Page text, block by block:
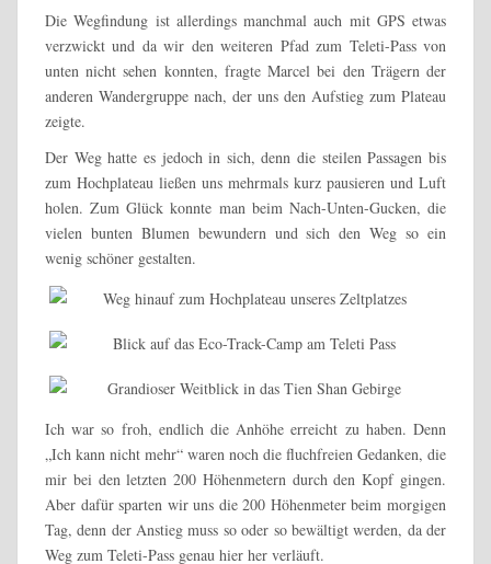
Die Wegfindung ist allerdings manchmal auch mit GPS etwas
verzwickt und da wir den weiteren Pfad zum Teleti-Pass von
unten nicht sehen konnten, fragte Marcel bei den Trägern der
anderen Wandergruppe nach, der uns den Aufstieg zum Plateau
zeigte.
Der Weg hatte es jedoch in sich, denn die steilen Passagen bis
zum Hochplateau ließen uns mehrmals kurz pausieren und Luft
holen. Zum Glück konnte man beim Nach-Unten-Gucken, die
vielen bunten Blumen bewundern und sich den Weg so ein
wenig schöner gestalten.
Ich war so froh, endlich die Anhöhe erreicht zu haben. Denn
„Ich kann nicht mehr“ waren noch die fluchfreien Gedanken, die
mir bei den letzten 200 Höhenmetern durch den Kopf gingen.
Aber dafür sparten wir uns die 200 Höhenmeter beim morgigen
Tag, denn der Anstieg muss so oder so bewältigt werden, da der
Weg zum Teleti-Pass genau hier her verläuft.